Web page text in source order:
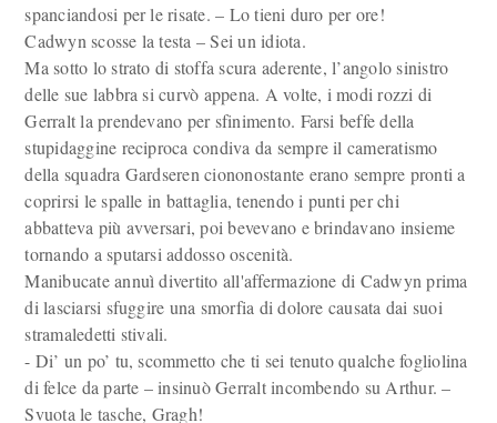
spanciandosi per le risate. – Lo tieni duro per ore!
Cadwyn scosse la testa – Sei un idiota.
Ma sotto lo strato di stoffa scura aderente, l’angolo sinistro
delle sue labbra si curvò appena. A volte, i modi rozzi di
Gerralt la prendevano per sfinimento. Farsi beffe della
stupidaggine reciproca condiva da sempre il cameratismo
della squadra Gardseren ciononostante erano sempre pronti a
coprirsi le spalle in battaglia, tenendo i punti per chi
abbatteva più avversari, poi bevevano e brindavano insieme
tornando a sputarsi addosso oscenità.
Manibucate annuì divertito all'affermazione di Cadwyn prima
di lasciarsi sfuggire una smorfia di dolore causata dai suoi
stramaledetti stivali.
- Di’ un po’ tu, scommetto che ti sei tenuto qualche fogliolina
di felce da parte – insinuò Gerralt incombendo su Arthur. –
Svuota le tasche, Gragh!